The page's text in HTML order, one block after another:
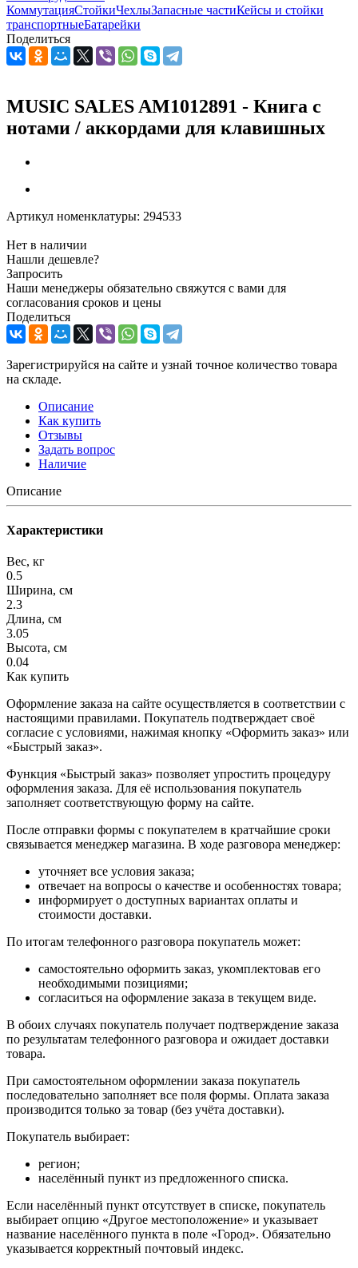
КоммутацияСтойкиЧехлыЗапасные частиКейсы и стойки
транспортныеБатарейки
Поделиться
MUSIC SALES AM1012891 - Книга с
нотами / аккордами для клавишных
Артикул номенклатуры: 294533
Нет в наличии
Нашли дешевле?
Запросить
Наши менеджеры обязательно свяжутся с вами для
согласования сроков и цены
Поделиться
Зарегистрируйся на сайте и узнай точное количество товара
на складе.
Описание
Как купить
Отзывы
Задать вопрос
Наличие
Описание
Характеристики
Вес, кг
0.5
Ширина, см
2.3
Длина, см
3.05
Высота, см
0.04
Как купить
Оформление заказа на сайте осуществляется в соответствии с
настоящими правилами. Покупатель подтверждает своё
согласие с условиями, нажимая кнопку «Оформить заказ» или
«Быстрый заказ».
Функция «Быстрый заказ» позволяет упростить процедуру
оформления заказа. Для её использования покупатель
заполняет соответствующую форму на сайте.
После отправки формы с покупателем в кратчайшие сроки
связывается менеджер магазина. В ходе разговора менеджер:
уточняет все условия заказа;
отвечает на вопросы о качестве и особенностях товара;
информирует о доступных вариантах оплаты и
стоимости доставки.
По итогам телефонного разговора покупатель может:
самостоятельно оформить заказ, укомплектовав его
необходимыми позициями;
согласиться на оформление заказа в текущем виде.
В обоих случаях покупатель получает подтверждение заказа
по результатам телефонного разговора и ожидает доставки
товара.
При самостоятельном оформлении заказа покупатель
последовательно заполняет все поля формы. Оплата заказа
производится только за товар (без учёта доставки).
Покупатель выбирает:
регион;
населённый пункт из предложенного списка.
Если населённый пункт отсутствует в списке, покупатель
выбирает опцию «Другое местоположение» и указывает
название населённого пункта в поле «Город». Обязательно
указывается корректный почтовый индекс.